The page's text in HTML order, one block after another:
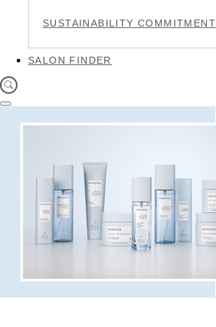
SUSTAINABILITY COMMITMENT
SALON FINDER